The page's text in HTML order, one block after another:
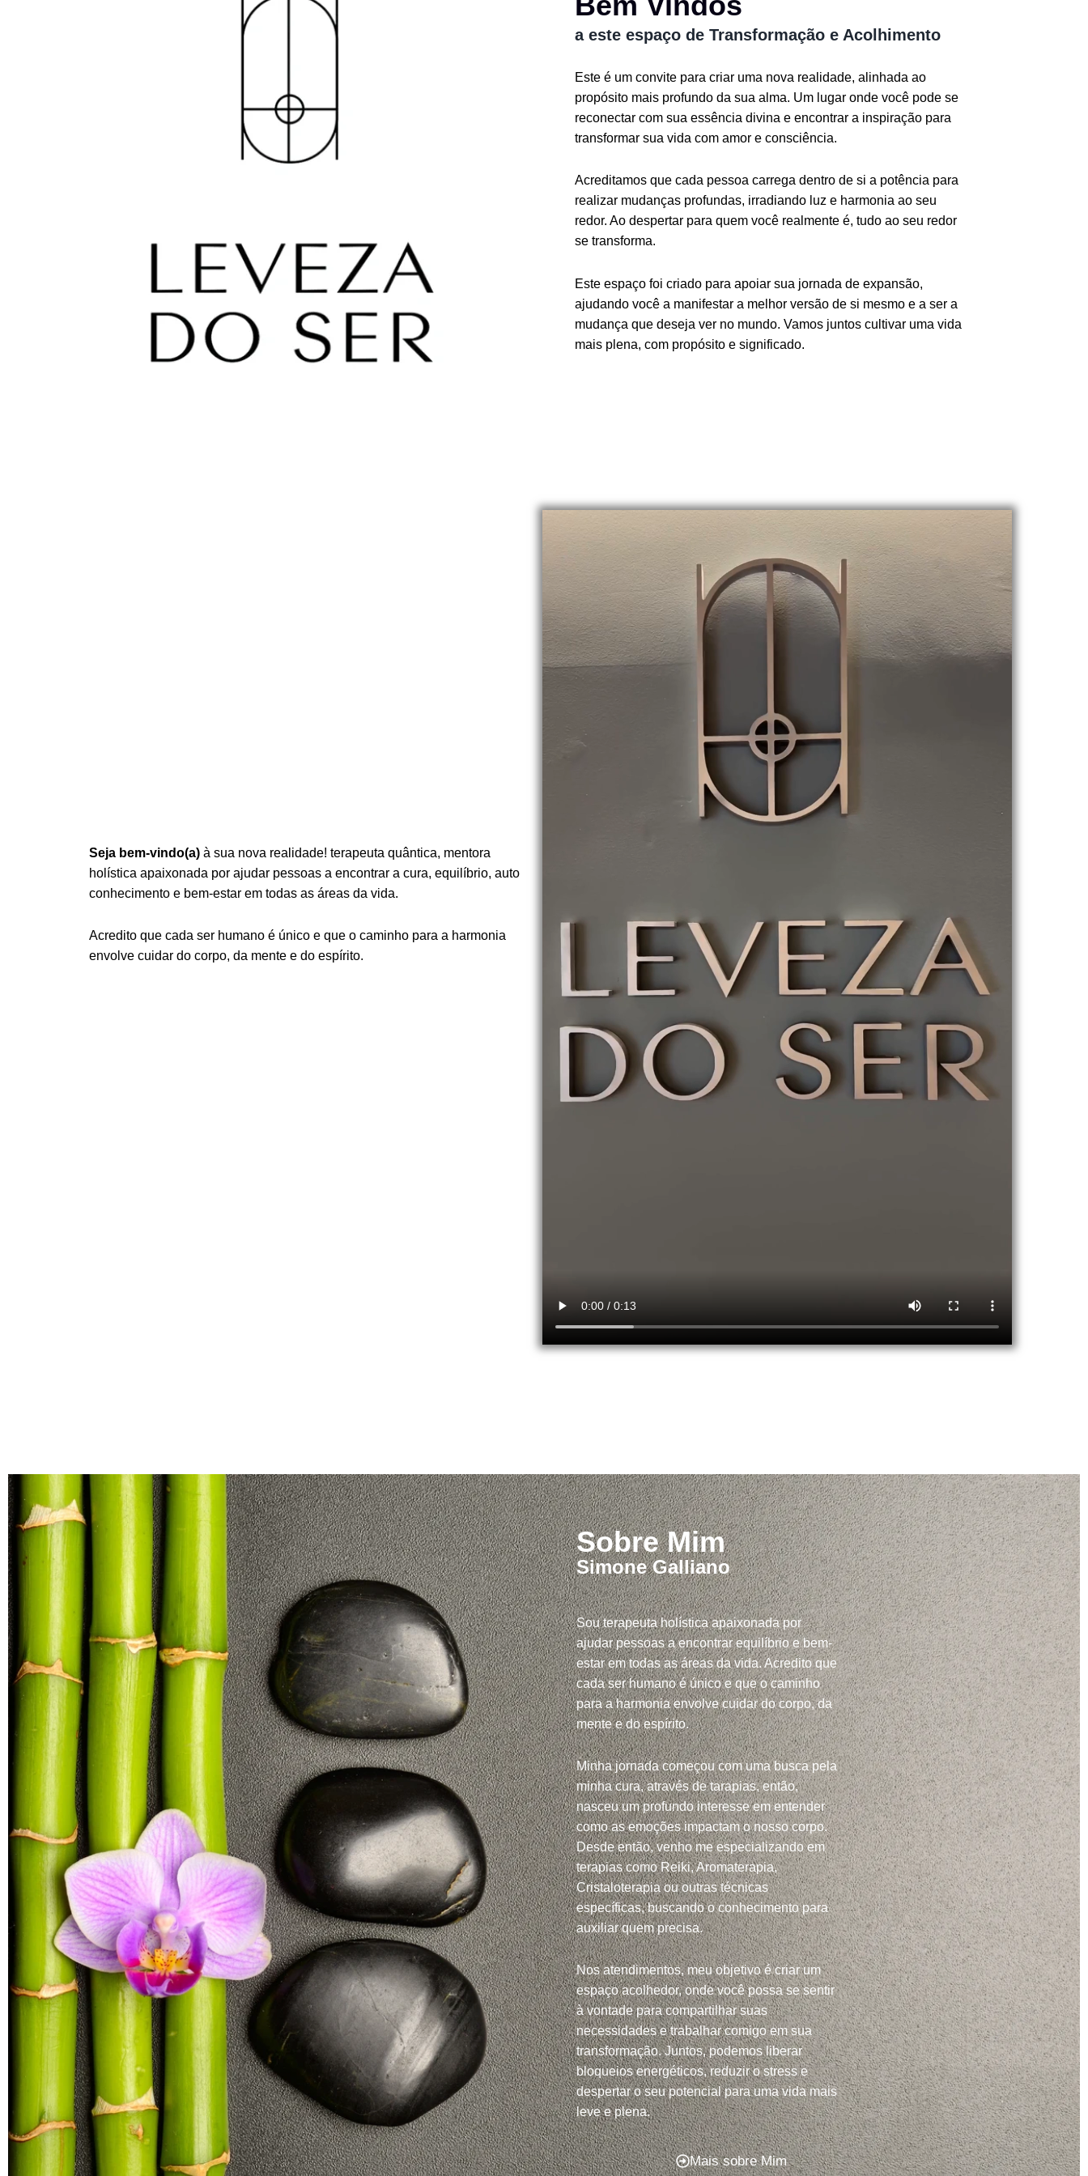
a este espaço de Transformação e Acolhimento
Este é um convite para criar uma nova realidade, alinhada ao
propósito mais profundo da sua alma. Um lugar onde você pode se
reconectar com sua essência divina e encontrar a inspiração para
transformar sua vida com amor e consciência.
Acreditamos que cada pessoa carrega dentro de si a potência para
realizar mudanças profundas, irradiando luz e harmonia ao seu
redor. Ao despertar para quem você realmente é, tudo ao seu redor
se transforma.
Este espaço foi criado para apoiar sua jornada de expansão,
ajudando você a manifestar a melhor versão de si mesmo e a ser a
mudança que deseja ver no mundo. Vamos juntos cultivar uma vida
mais plena, com propósito e significado.
Seja bem-vindo(a) à sua nova realidade! terapeuta quântica, mentora
holística apaixonada por ajudar pessoas a encontrar a cura, equilíbrio, auto
conhecimento e bem-estar em todas as áreas da vida.
Acredito que cada ser humano é único e que o caminho para a harmonia
envolve cuidar do corpo, da mente e do espírito.
Sobre Mim
Simone Galliano
Sou terapeuta holística apaixonada por
ajudar pessoas a encontrar equilíbrio e bem-
estar em todas as áreas da vida. Acredito que
cada ser humano é único e que o caminho
para a harmonia envolve cuidar do corpo, da
mente e do espírito.
Minha jornada começou com uma busca pela
minha cura, através de tarapias, então,
nasceu um profundo interesse em entender
como as emoções impactam o nosso corpo.
Desde então, venho me especializando em
terapias como Reiki, Aromaterapia,
Cristaloterapia ou outras técnicas
específicas, buscando o conhecimento para
auxiliar quem precisa.
Nos atendimentos, meu objetivo é criar um
espaço acolhedor, onde você possa se sentir
à vontade para compartilhar suas
necessidades e trabalhar comigo em sua
transformação. Juntos, podemos liberar
bloqueios energéticos, reduzir o stress e
despertar o seu potencial para uma vida mais
leve e plena.
Mais sobre Mim